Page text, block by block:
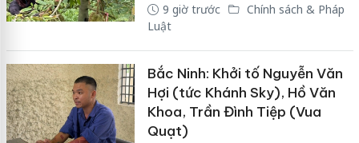
9 giờ trước
Chính sách & Pháp
Luật
Bắc Ninh: Khởi tố Nguyễn Văn
Hợi (tức Khánh Sky), Hồ Văn
Khoa, Trần Đình Tiệp (Vua
Quạt)